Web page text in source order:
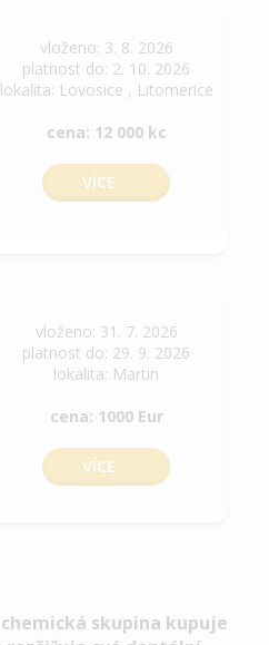
vloženo: 3. 8. 2026
platnost do: 2. 10. 2026
lokalita: Lovosice , Litomerice
cena: 12 000 kc
VÍCE
vloženo: 31. 7. 2026
platnost do: 29. 9. 2026
lokalita: Martin
cena: 1000 Eur
VÍCE